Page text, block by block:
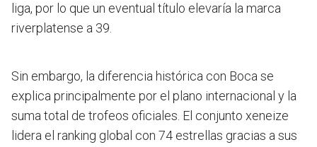
liga, por lo que un eventual título elevaría la marca
riverplatense a 39.
Sin embargo, la diferencia histórica con Boca se
explica principalmente por el plano internacional y la
suma total de trofeos oficiales. El conjunto xeneize
lidera el ranking global con 74 estrellas gracias a sus